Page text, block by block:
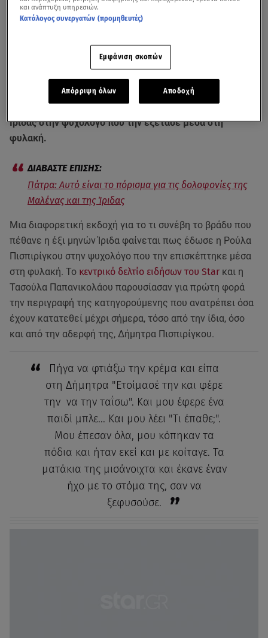
Λέξη λέξη θα εξετάσουν οι δύο εισαγγελείς τις γραπτές
εξηγήσεις που θα παραδώσει την επόμενη Παρασκευή η
Ρουλα Πισπιρίγκουγια τους θανάτους τηςΜαλένας
. Η κατηγορούμενη μητέρα φαίνεται πως
έδωσε μια διαφορετική περιγραφή για τον θάνατο της
Ίριδας στην ψυχολόγο που την εξέτασε μέσα στη
φυλακή.
Πάτρα: Αυτό είναι το πόρισμα για τις δολοφονίες της
Μαλένας και της Ίριδας
Μια διαφορετική εκδοχή για το τι συνέβη το βράδυ που
πέθανε η έξι μηνών Ίριδα φαίνεται πως έδωσε η Ρούλα
Πισπιρίγκου στην ψυχολόγο που την επισκέπτηκε μέσα
στη φυλακή. Το κεντρικό δελτίο ειδήσων του Star και η
Τασούλα Παπανικολάου παρουσίασαν για πρώτη φορά
την περιγραφή της κατηγορούμενης που ανατρέπει όσα
έχουν κατατεθεί μέχρι σήμερα, τόσο από την ίδια, όσο
και από την αδερφή της, Δήμητρα Πισπιρίγκου.
Πήγα να φτιάξω την κρέμα και είπα
στη Δήμητρα "Eτοίμασέ την και φέρε
την να την ταΐσω". Και μου έφερε ένα
παιδί μπλε... Και μου λέει "Tι έπαθε;".
Μου έπεσαν όλα, μου κόπηκαν τα
πόδια και ήταν εκεί και με κοίταγε. Τα
ματάκια της μισάνοιχτα και έκανε έναν
ήχο με το στόμα της, σαν να
ξεφυσούσε.
και ανάπτυξη υπηρεσιών.
Κατάλογος συνεργατών (προμηθευτές)
Εμφάνιση σκοπών
Απόρριψη όλων Αποδοχή